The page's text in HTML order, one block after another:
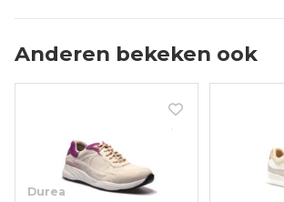
Anderen bekeken ook
Durea